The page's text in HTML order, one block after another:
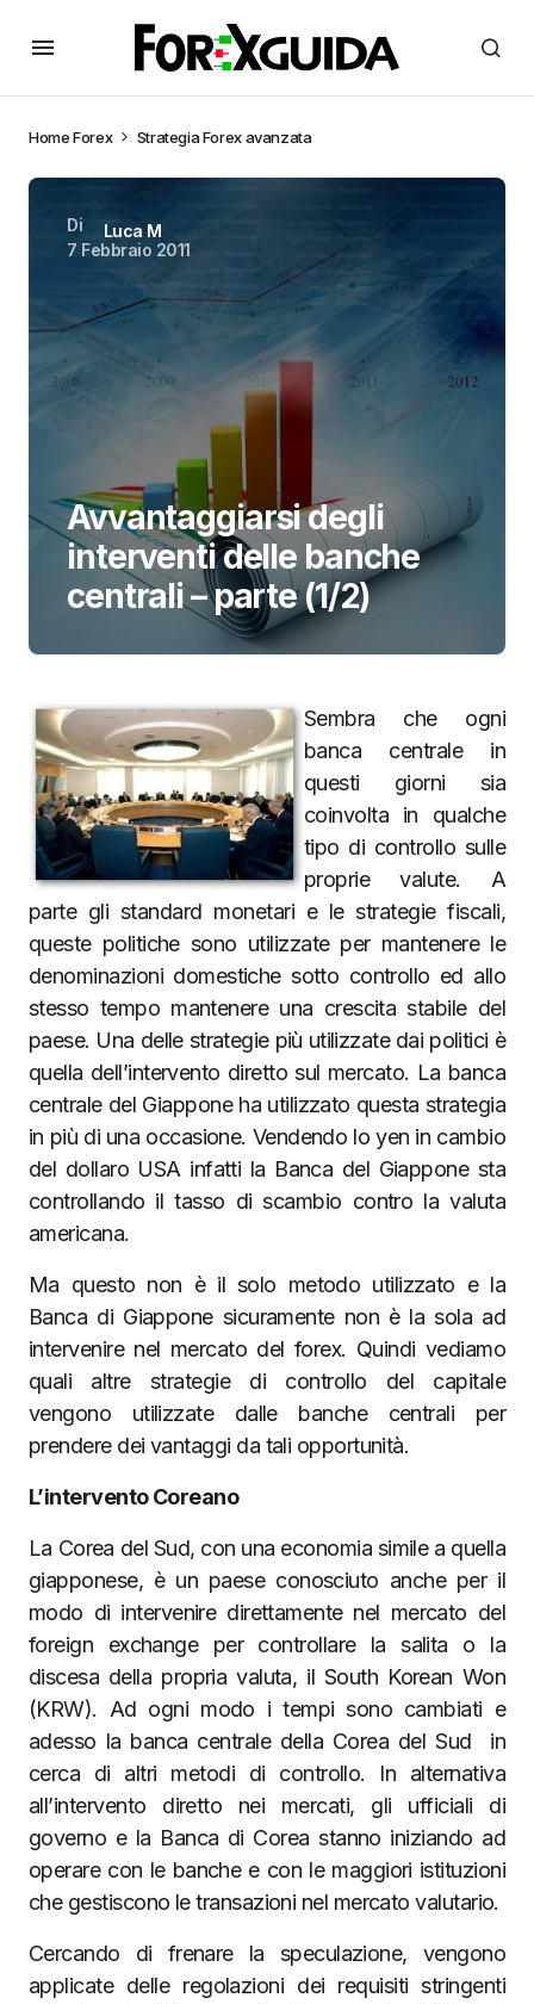
HomeForex Strategia Forex avanzata
Di
Luca M
7 Febbraio 2011
Avvantaggiarsi degli
interventi delle banche
centrali – parte (1/2)
Sembra che ogni
banca centrale in
questi giorni sia
coinvolta in qualche
tipo di controllo sulle
proprie valute. A
parte gli standard monetari e le strategie fiscali,
queste politiche sono utilizzate per mantenere le
denominazioni domestiche sotto controllo ed allo
stesso tempo mantenere una crescita stabile del
paese. Una delle strategie più utilizzate dai politici è
quella dell’intervento diretto sul mercato. La banca
centrale del Giappone ha utilizzato questa strategia
in più di una occasione. Vendendo lo yen in cambio
del dollaro USA infatti la Banca del Giappone sta
controllando il tasso di scambio contro la valuta
americana.
Ma questo non è il solo metodo utilizzato e la
Banca di Giappone sicuramente non è la sola ad
intervenire nel mercato del forex. Quindi vediamo
quali altre strategie di controllo del capitale
vengono utilizzate dalle banche centrali per
prendere dei vantaggi da tali opportunità.
L’intervento Coreano
La Corea del Sud, con una economia simile a quella
giapponese, è un paese conosciuto anche per il
modo di intervenire direttamente nel mercato del
foreign exchange per controllare la salita o la
discesa della propria valuta, il South Korean Won
(KRW). Ad ogni modo i tempi sono cambiati e
adesso la banca centrale della Corea del Sud in
cerca di altri metodi di controllo. In alternativa
all’intervento diretto nei mercati, gli ufficiali di
governo e la Banca di Corea stanno iniziando ad
operare con le banche e con le maggiori istituzioni
che gestiscono le transazioni nel mercato valutario.
Cercando di frenare la speculazione, vengono
applicate delle regolazioni dei requisiti stringenti